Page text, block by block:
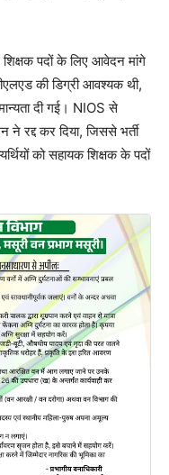
पदों के लिए आवेदन मांगे
की डिग्री आवश्यक थी,
दी गई। NIOS से
रद्द कर दिया, जिससे भर्ती
को सहायक शिक्षक के पदों